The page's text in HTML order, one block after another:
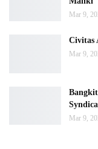
Mar 9,
Civitas
Mar 9,
Mar 9,